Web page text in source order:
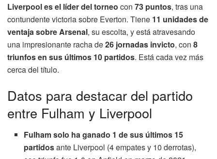
Liverpool es el líder del torneo con 73 puntos, tras una
contundente victoria sobre Everton. Tiene 11 unidades de
ventaja sobre Arsenal, su escolta, y está atravesando
una impresionante racha de26 jornadas invicto, con 8
triunfos en sus últimos 10 partidos. Está cada vez más
cerca del título.
Datos para destacar del partido
entre Fulham y Liverpool
Fulham solo ha ganado 1 de sus últimos 15
partidosante Liverpool (4 empates y 10 derrotas),